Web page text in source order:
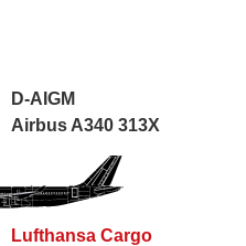
D-AIGM
Airbus A340 313X
Lufthansa Cargo